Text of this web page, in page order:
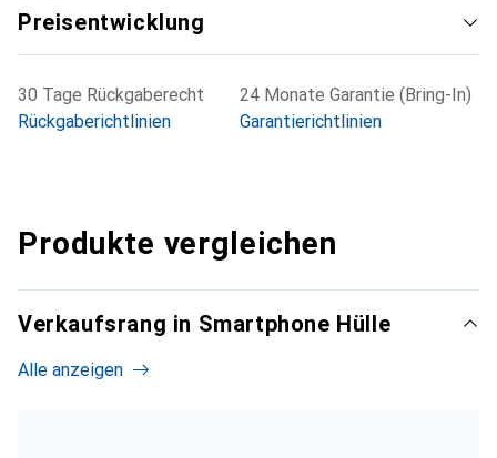
Preisentwicklung
30 Tage Rückgaberecht
Rückgaberichtlinien
24 Monate Garantie (Bring-In)
Garantierichtlinien
Produkte vergleichen
Verkaufsrang in Smartphone Hülle
Alle anzeigen